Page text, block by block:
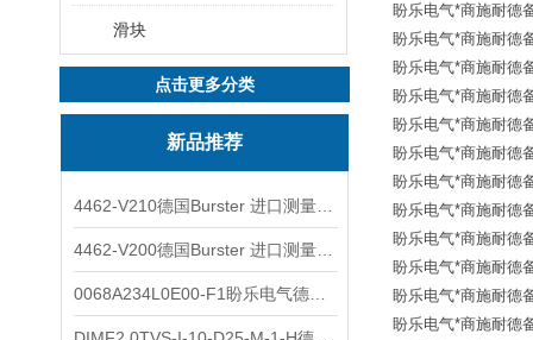
滑块
点击更多分类
新品推荐
盼乐电气*商施耐德
盼乐电气*商施耐德
盼乐电气*商施耐德
盼乐电气*商施耐德
盼乐电气*商施耐德
盼乐电气*商施耐德
盼乐电气*商施耐德
盼乐电气*商施耐德
盼乐电气*商施耐德
盼乐电气*商施耐德
盼乐电气*商施耐德
盼乐电气*商施耐德